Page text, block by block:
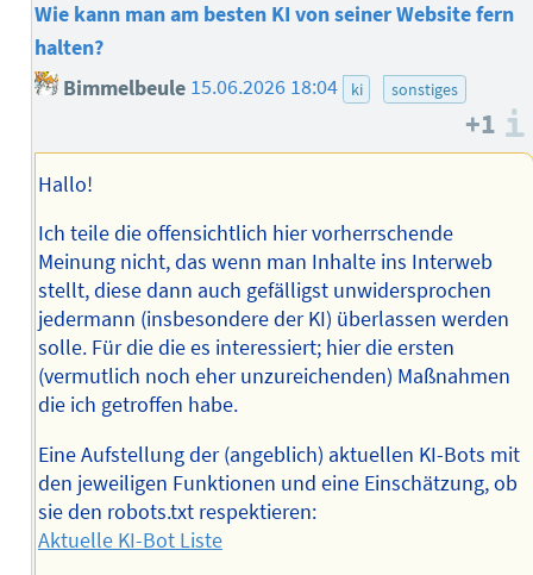
Wie kann man am besten KI von seiner Website fern
halten?
Bimmelbeule 15.06.2026 18:04 ki sonstiges
+1
Hallo!
Ich teile die offensichtlich hier vorherrschende
Meinung nicht, das wenn man Inhalte ins Interweb
stellt, diese dann auch gefälligst unwidersprochen
jedermann (insbesondere der KI) überlassen werden
solle. Für die die es interessiert; hier die ersten
(vermutlich noch eher unzureichenden) Maßnahmen
die ich getroffen habe.
Eine Aufstellung der (angeblich) aktuellen KI-Bots mit
den jeweiligen Funktionen und eine Einschätzung, ob
sie den robots.txt respektieren:
Aktuelle KI-Bot Liste